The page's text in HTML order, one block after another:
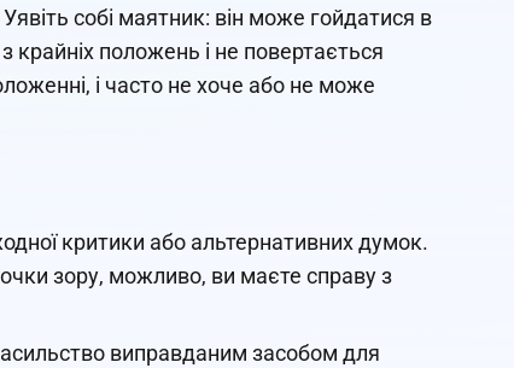
собі маятник: він може гойдатися в
положень і не повертається
і часто не хоче або не може
критики або альтернативних думок.
зору, можливо, ви маєте справу з
виправданим засобом для